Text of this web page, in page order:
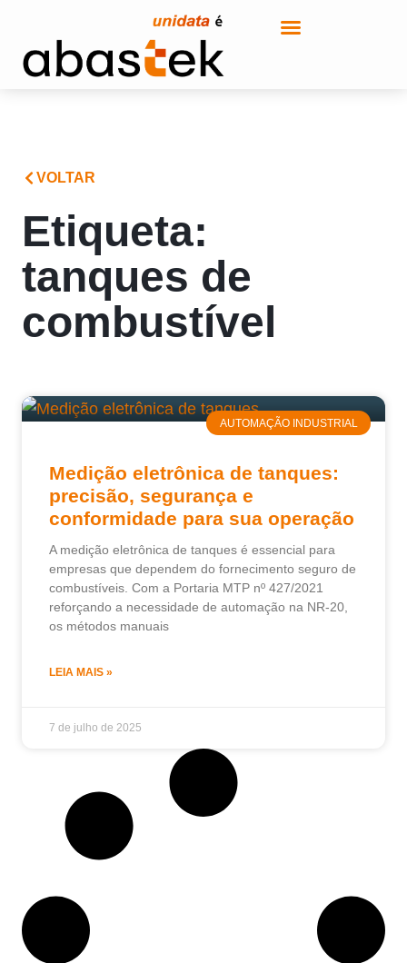
VOLTAR
Etiqueta:
tanques de
combustível
AUTOMAÇÃO INDUSTRIAL
Medição eletrônica de tanques:
precisão, segurança e
conformidade para sua operação
A medição eletrônica de tanques é essencial para
empresas que dependem do fornecimento seguro de
combustíveis. Com a Portaria MTP nº 427/2021
reforçando a necessidade de automação na NR-20,
os métodos manuais
LEIA MAIS »
7 de julho de 2025